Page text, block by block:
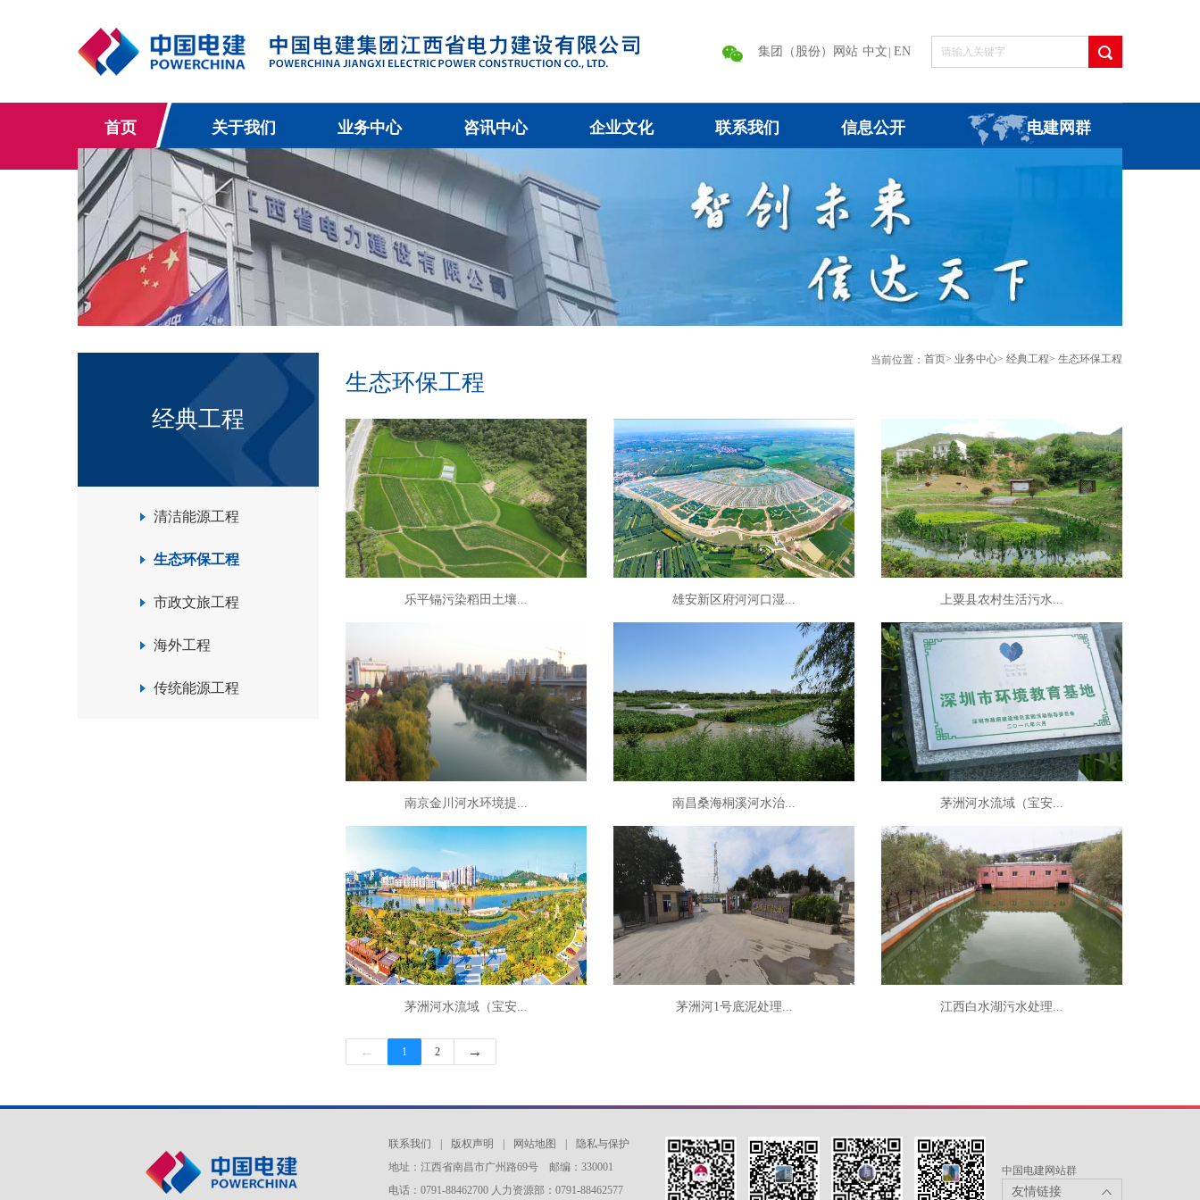
集团（股份）网站 中文 EN
首页 关于我们 业务中心 咨讯中心 企业文化 联系我们 信息公开 电建网群
经典工程
清洁能源工程
生态环保工程
市政文旅工程
海外工程
传统能源工程
当前位置： 首页> 业务中心> 经典工程> 生态环保工程
生态环保工程
乐平镉污染稻田土壤... 雄安新区府河河口湿... 上粟县农村生活污水...
南京金川河水环境提... 南昌桑海桐溪河水治... 茅洲河水流域（宝安...
茅洲河水流域（宝安... 茅洲河1号底泥处理... 江西白水湖污水处理...
← 1 2 →
联系我们 版权声明 网站地图
隐私与保护
地址：江西省南昌市广州路69号 邮编：330001
电话：0791-88462700 人力资源部：0791-88462577
中国电建网站群
友情链接